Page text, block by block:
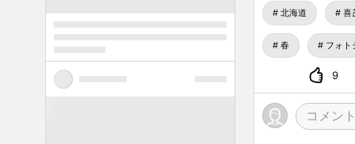
北海道 喜
春 フォト
9